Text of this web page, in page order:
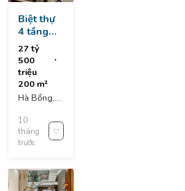
Biệt thự
4 tầng
sang
trọng mt
hà bồng,
hoà xuân
27 tỷ
500
triệu
200 m²
Hà Bổng,
Sơn Trà, Đà
Nẵng, Việt
Nam
10
tháng
trước